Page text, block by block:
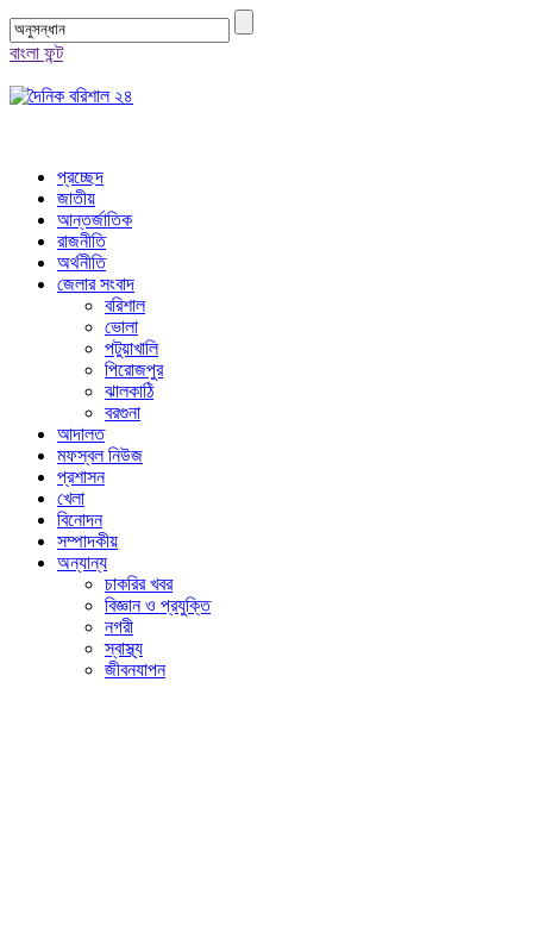
বাংলা ফন্ট
প্রচ্ছেদ
জাতীয়
আন্তর্জাতিক
রাজনীতি
অর্থনীতি
জেলার সংবাদ
বরিশাল
ভোলা
পটুয়াখালি
পিরোজপুর
ঝালকাঠি
বরগুনা
আদালত
মফস্বল নিউজ
প্রশাসন
খেলা
বিনোদন
সম্পাদকীয়
অন্যান্য
চাকরির খবর
বিজ্ঞান ও প্রযুক্তি
নগরী
স্বাস্থ্য
জীবনযাপন